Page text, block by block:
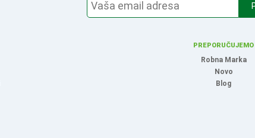
PREPORUČUJEMO
Robna Marka
Novo
Blog